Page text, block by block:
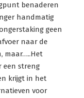
benaderen
handmatig
geen
naar de
maar…..Het
een streng
krijgt in het
voor